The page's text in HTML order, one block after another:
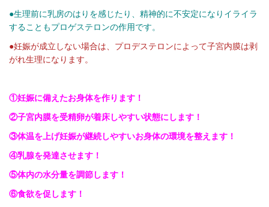
●生理前に乳房のはりを感じたり、精神的に不安定になりイライラ
することもプロゲステロンの作用です。
●妊娠が成立しない場合は、プロデステロンによって子宮内膜は剥
がれ生理になります。
①妊娠に備えたお身体を作ります！
②子宮内膜を受精卵が着床しやすい状態にします！
③体温を上げ妊娠が継続しやすいお身体の環境を整えます！
④乳腺を発達させます！
⑤体内の水分量を調節します！
⑥食欲を促します！